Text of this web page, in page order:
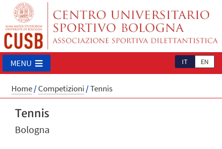
IT EN
MENU
Home/Competizioni /Tennis
Tennis
Bologna